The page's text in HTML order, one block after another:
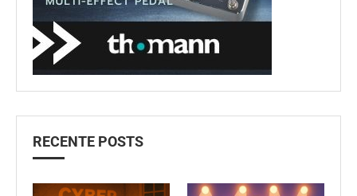
RECENTE POSTS